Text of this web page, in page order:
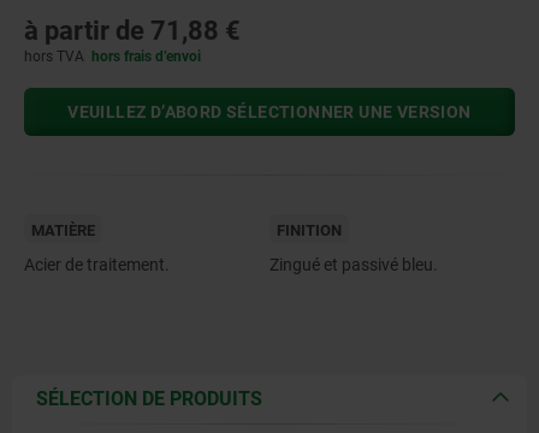
à partir de 71,88 €
hors TVA hors frais d’envoi
VEUILLEZ D’ABORD SÉLECTIONNER UNE VERSION
MATIÈRE
Acier de traitement.
FINITION
Zingué et passivé bleu.
SÉLECTION DE PRODUITS